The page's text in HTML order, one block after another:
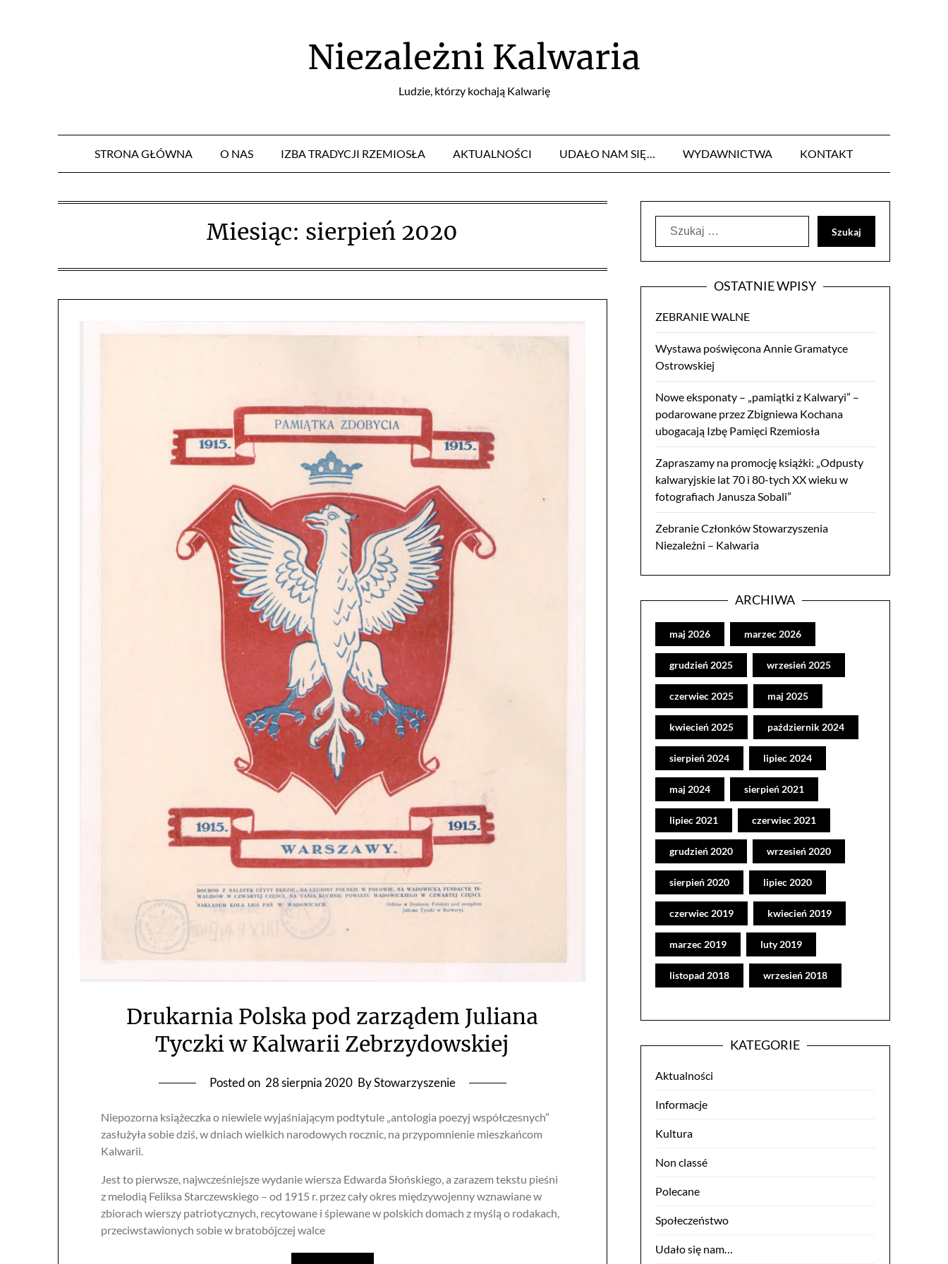
Niezależni Kalwaria
Ludzie, którzy kochają Kalwarię
STRONA GŁÓWNA O NAS IZBA TRADYCJI RZEMIOSŁA AKTUALNOŚCI UDAŁO NAM SIĘ… WYDAWNICTWA KONTAKT
Miesiąc: sierpień 2020
Drukarnia Polska pod zarządem Juliana
Tyczki w Kalwarii Zebrzydowskiej
Posted on 28 sierpnia 2020 By Stowarzyszenie
Niepozorna książeczka o niewiele wyjaśniającym podtytule „antologia poezyj współczesnych”
zasłużyła sobie dziś, w dniach wielkich narodowych rocznic, na przypomnienie mieszkańcom
Kalwarii.
Jest to pierwsze, najwcześniejsze wydanie wiersza Edwarda Słońskiego, a zarazem tekstu pieśni
z melodią Feliksa Starczewskiego – od 1915 r. przez cały okres międzywojenny wznawiane w
zbiorach wierszy patriotycznych, recytowane i śpiewane w polskich domach z myślą o rodakach,
przeciwstawionych sobie w bratobójczej walce
Szukaj:
OSTATNIE WPISY
ZEBRANIE WALNE
Wystawa poświęcona Annie Gramatyce
Ostrowskiej
Nowe eksponaty – „pamiątki z Kalwaryi” –
podarowane przez Zbigniewa Kochana
ubogacają Izbę Pamięci Rzemiosła
Zapraszamy na promocję książki: „Odpusty
kalwaryjskie lat 70 i 80-tych XX wieku w
fotografiach Janusza Sobali”
Zebranie Członków Stowarzyszenia
Niezależni – Kalwaria
ARCHIWA
maj 2026 marzec 2026
grudzień 2025 wrzesień 2025
czerwiec 2025 maj 2025
kwiecień 2025 październik 2024
sierpień 2024 lipiec 2024
maj 2024 sierpień 2021
lipiec 2021 czerwiec 2021
grudzień 2020 wrzesień 2020
sierpień 2020 lipiec 2020
czerwiec 2019 kwiecień 2019
marzec 2019 luty 2019
listopad 2018 wrzesień 2018
KATEGORIE
Aktualności
Informacje
Kultura
Non classé
Polecane
Społeczeństwo
Udało się nam…